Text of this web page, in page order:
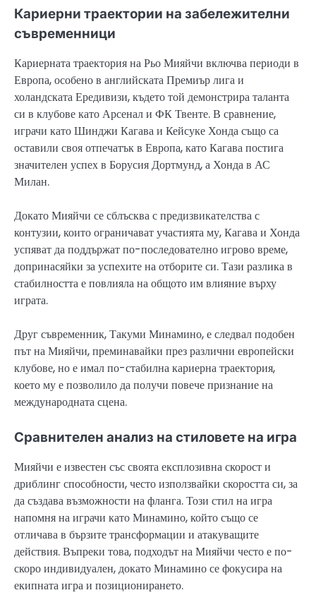
Кариерни траектории на забележителни
съвременници
Кариерната траектория на Рьо Мияйчи включва периоди в
Европа, особено в английската Премиър лига и
холандската Ередивизи, където той демонстрира таланта
си в клубове като Арсенал и ФК Твенте. В сравнение,
играчи като Шинджи Кагава и Кейсуке Хонда също са
оставили своя отпечатък в Европа, като Кагава постига
значителен успех в Борусия Дортмунд, а Хонда в АС
Милан.
Докато Мияйчи се сблъсква с предизвикателства с
контузии, които ограничават участията му, Кагава и Хонда
успяват да поддържат по-последователно игрово време,
допринасяйки за успехите на отборите си. Тази разлика в
стабилността е повлияла на общото им влияние върху
играта.
Друг съвременник, Такуми Минамино, е следвал подобен
път на Мияйчи, преминавайки през различни европейски
клубове, но е имал по-стабилна кариерна траектория,
което му е позволило да получи повече признание на
международната сцена.
Сравнителен анализ на стиловете на игра
Мияйчи е известен със своята експлозивна скорост и
дриблинг способности, често използвайки скоростта си, за
да създава възможности на фланга. Този стил на игра
напомня на играчи като Минамино, който също се
отличава в бързите трансформации и атакуващите
действия. Въпреки това, подходът на Мияйчи често е по-
скоро индивидуален, докато Минамино се фокусира на
екипната игра и позиционирането.